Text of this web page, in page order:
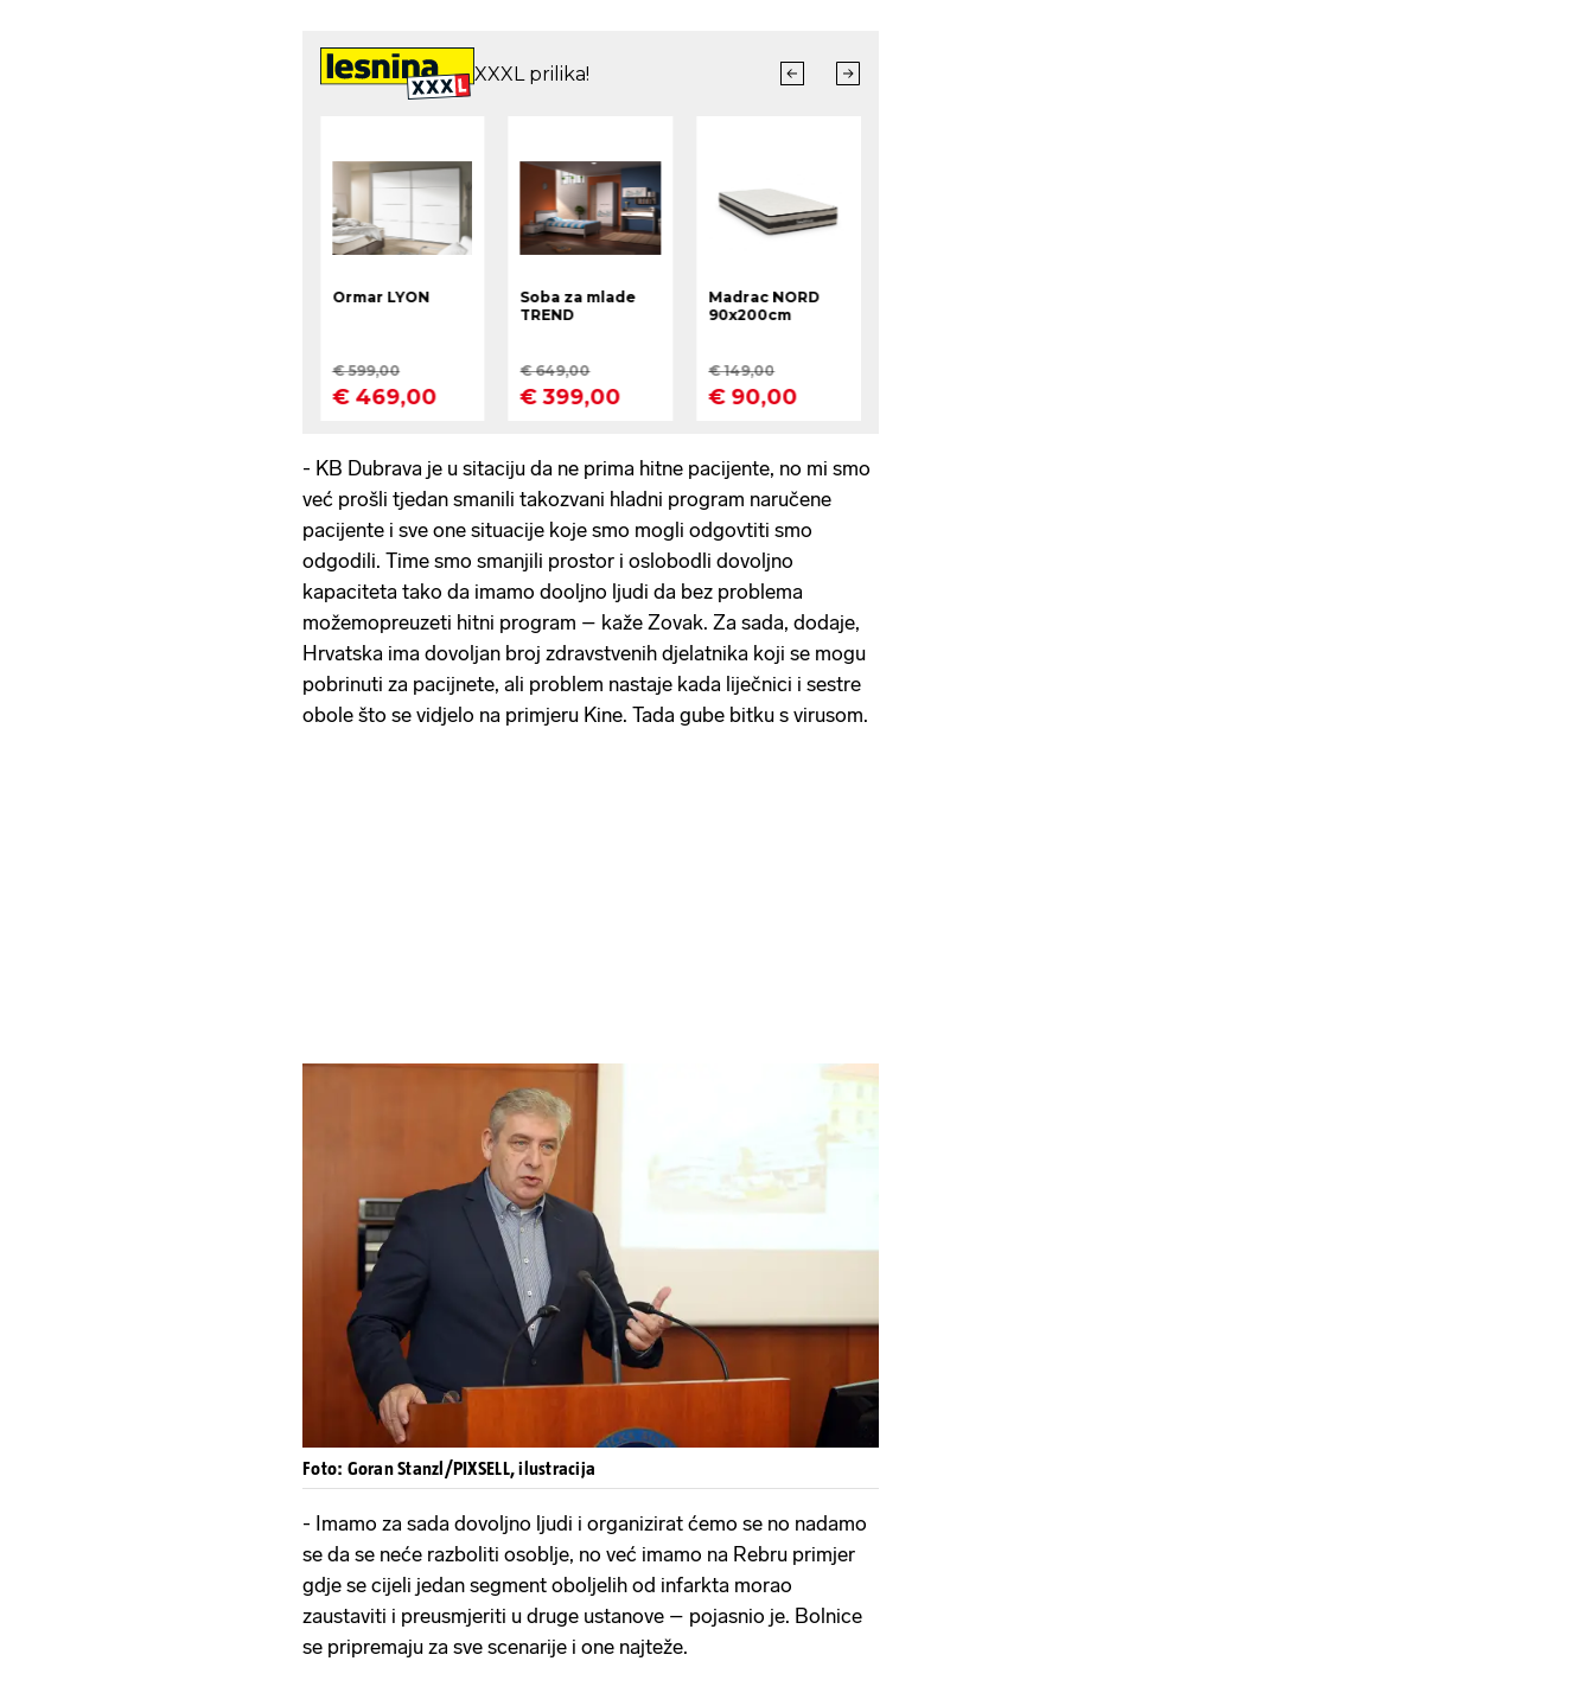
- KB Dubrava je u sitaciju da ne prima hitne pacijente, no mi smo
već prošli tjedan smanili takozvani hladni program naručene
pacijente i sve one situacije koje smo mogli odgovtiti smo
odgodili. Time smo smanjili prostor i oslobodli dovoljno
kapaciteta tako da imamo dooljno ljudi da bez problema
možemopreuzeti hitni program – kaže Zovak. Za sada, dodaje,
Hrvatska ima dovoljan broj zdravstvenih djelatnika koji se mogu
pobrinuti za pacijnete, ali problem nastaje kada liječnici i sestre
obole što se vidjelo na primjeru Kine. Tada gube bitku s virusom.
Foto: Goran Stanzl/PIXSELL, ilustracija
- Imamo za sada dovoljno ljudi i organizirat ćemo se no nadamo
se da se neće razboliti osoblje, no već imamo na Rebru primjer
gdje se cijeli jedan segment oboljelih od infarkta morao
zaustaviti i preusmjeriti u druge ustanove – pojasnio je. Bolnice
se pripremaju za sve scenarije i one najteže.